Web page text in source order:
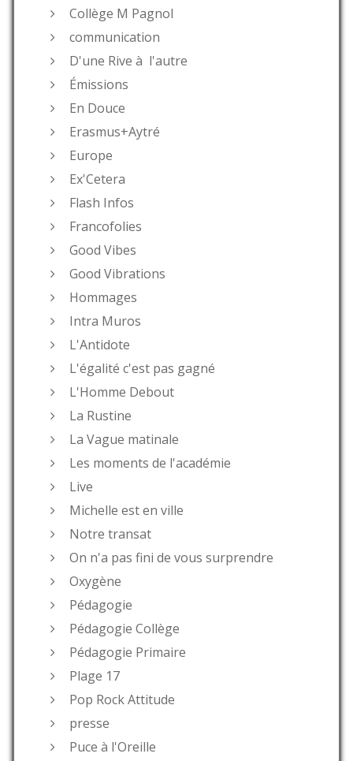
Collège M Pagnol
communication
D'une Rive à l'autre
Émissions
En Douce
Erasmus+Aytré
Europe
Ex'Cetera
Flash Infos
Francofolies
Good Vibes
Good Vibrations
Hommages
Intra Muros
L'Antidote
L'égalité c'est pas gagné
L'Homme Debout
La Rustine
La Vague matinale
Les moments de l'académie
Live
Michelle est en ville
Notre transat
On n'a pas fini de vous surprendre
Oxygène
Pédagogie
Pédagogie Collège
Pédagogie Primaire
Plage 17
Pop Rock Attitude
presse
Puce à l'Oreille